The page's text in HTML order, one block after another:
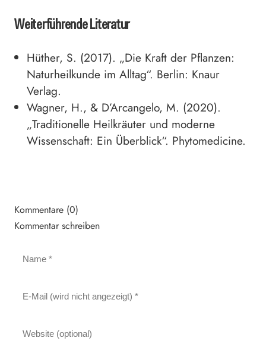
Weiterführende Literatur
Hüther, S. (2017). „Die Kraft der Pflanzen:
Naturheilkunde im Alltag“. Berlin: Knaur
Verlag.
Wagner, H., & D’Arcangelo, M. (2020).
„Traditionelle Heilkräuter und moderne
Wissenschaft: Ein Überblick“. Phytomedicine.
Kommentare (0)
Kommentar schreiben